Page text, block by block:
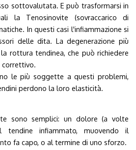
sottovalutata. E può trasformarsi in
la Tenosinovite (sovraccarico di
In questi casi l'infiammazione si
delle dita. La degenerazione più
rottura tendinea, che può richiedere
correttivo.
le più soggette a questi problemi,
perdono la loro elasticità.
sono semplici: un dolore (a volte
tendine infiammato, muovendo il
fa capo, o al termine di uno sforzo.